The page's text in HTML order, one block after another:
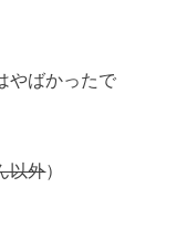
やばかったで
以外）